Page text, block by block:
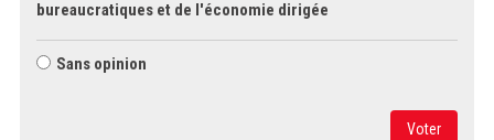
bureaucratiques et de l'économie dirigée
Sans opinion
Voter